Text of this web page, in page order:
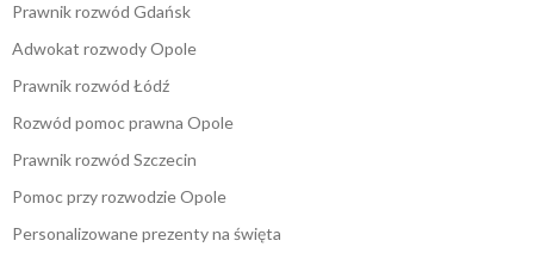
Prawnik rozwód Gdańsk
Adwokat rozwody Opole
Prawnik rozwód Łódź
Rozwód pomoc prawna Opole
Prawnik rozwód Szczecin
Pomoc przy rozwodzie Opole
Personalizowane prezenty na święta